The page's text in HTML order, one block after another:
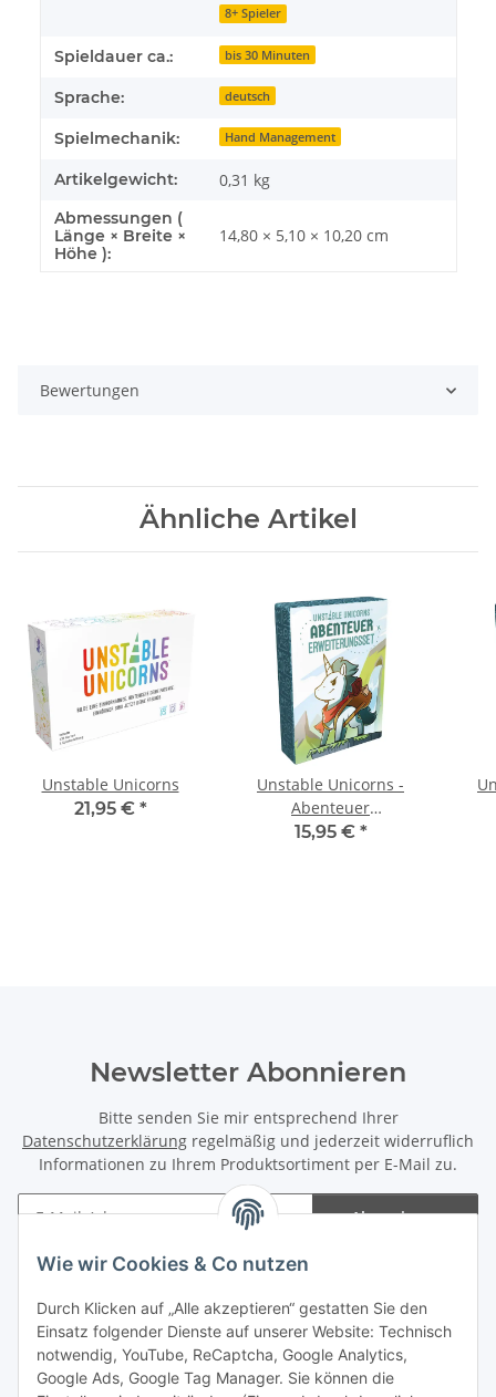
Wie wir Cookies & Co nutzen
Durch Klicken auf „Alle akzeptieren“ gestatten Sie den
Einsatz folgender Dienste auf unserer Website: Technisch
notwendig, YouTube, ReCaptcha, Google Analytics,
Google Ads, Google Tag Manager. Sie können die
8+ Spieler
Spieldauer ca.: bis 30 Minuten
Sprache: deutsch
Spielmechanik: Hand Management
Artikelgewicht: 0,31 kg
Abmessungen (
Länge × Breite ×
Höhe ):
14,80 × 5,10 × 10,20 cm
Bewertungen
Ähnliche Artikel
Unstable Unicorns
21,95 € *
Unstable Unicorns -
Abenteuer
Erweiterungsset
15,95 € *
Newsletter Abonnieren
Bitte senden Sie mir entsprechend Ihrer
Datenschutzerklärung regelmäßig und jederzeit widerruflich
Informationen zu Ihrem Produktsortiment per E-Mail zu.
Abonnieren
Newsletter Abonnieren
Informationen
Gesetzliche Informationen